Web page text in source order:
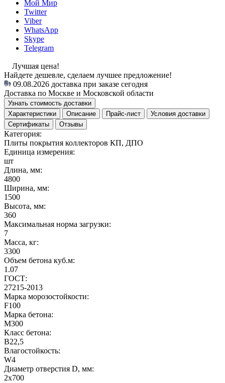
Мой Мир
Twitter
Viber
WhatsApp
Skype
Telegram
Лучшая цена!
Найдете дешевле, сделаем лучшее предложение!
09.08.2026 доставка при заказе сегодня
Доставка по Москве и Московской области
Узнать стоимость доставки
Характеристики
Описание Прайс-лист
Условия доставки
Сертификаты
Отзывы
Категория:
Плиты покрытия коллекторов КП, ДПО
Единица измерения:
шт
Длина, мм:
4800
Ширина, мм:
1500
Высота, мм:
360
Максимальная норма загрузки:
7
Масса, кг:
3300
Объем бетона куб.м:
1.07
ГОСТ:
27215-2013
Марка морозостойкости:
F100
Марка бетона:
М300
Класс бетона:
В22,5
Влагостойкость:
W4
Диаметр отверстия D, мм:
2х700